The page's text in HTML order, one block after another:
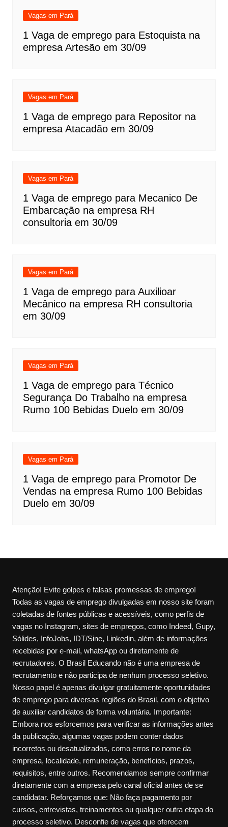
Vagas em Pará
1 Vaga de emprego para Estoquista na
empresa Artesão em 30/09
Vagas em Pará
1 Vaga de emprego para Repositor na
empresa Atacadão em 30/09
Vagas em Pará
1 Vaga de emprego para Mecanico De
Embarcação na empresa RH
consultoria em 30/09
Vagas em Pará
1 Vaga de emprego para Auxilioar
Mecânico na empresa RH consultoria
em 30/09
Vagas em Pará
1 Vaga de emprego para Técnico
Segurança Do Trabalho na empresa
Rumo 100 Bebidas Duelo em 30/09
Vagas em Pará
1 Vaga de emprego para Promotor De
Vendas na empresa Rumo 100 Bebidas
Duelo em 30/09
Atenção! Evite golpes e falsas promessas de emprego!
Todas as vagas de emprego divulgadas em nosso site foram
coletadas de fontes públicas e acessíveis, como perfis de
vagas no Instagram, sites de empregos, como Indeed, Gupy,
Sólides, InfoJobs, IDT/Sine, Linkedin, além de informações
recebidas por e-mail, whatsApp ou diretamente de
recrutadores. O Brasil Educando não é uma empresa de
recrutamento e não participa de nenhum processo seletivo.
Nosso papel é apenas divulgar gratuitamente oportunidades
de emprego para diversas regiões do Brasil, com o objetivo
de auxiliar candidatos de forma voluntária. Importante:
Embora nos esforcemos para verificar as informações antes
da publicação, algumas vagas podem conter dados
incorretos ou desatualizados, como erros no nome da
empresa, localidade, remuneração, benefícios, prazos,
requisitos, entre outros. Recomendamos sempre confirmar
diretamente com a empresa pelo canal oficial antes de se
candidatar. Reforçamos que: Não faça pagamento por
cursos, entrevistas, treinamentos ou qualquer outra etapa do
processo seletivo. Desconfie de vagas que oferecem